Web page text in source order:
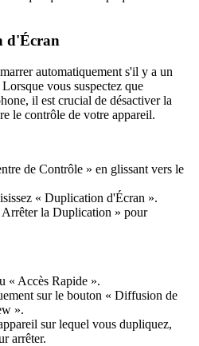
d'Écran
automatiquement s'il y a un
vous suspectez que
il est crucial de désactiver la
le contrôle de votre appareil.
de Contrôle » en glissant vers le
« Duplication d'Écran ».
la Duplication » pour
« Accès Rapide ».
sur le bouton « Diffusion de
».
sur lequel vous dupliquez,
arrêter.